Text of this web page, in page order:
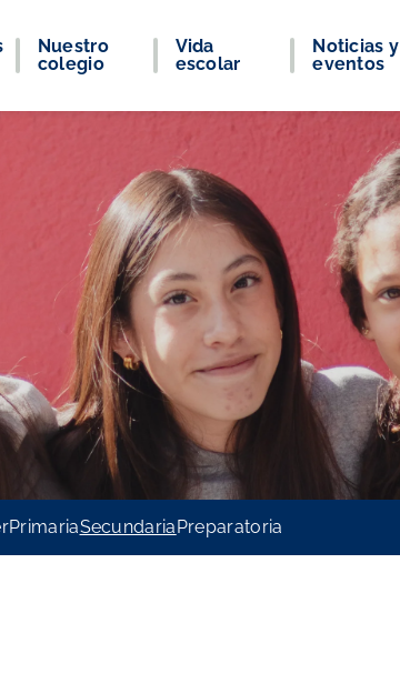
Nuestro
colegio
Vida
escolar
Noticias y
eventos
PrimariaSecundariaPreparatoria